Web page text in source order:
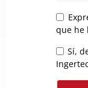
que he
Sí,